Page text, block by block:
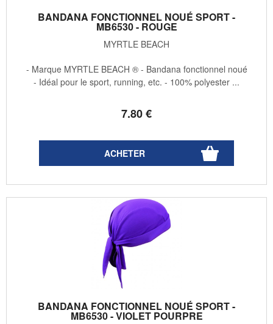
BANDANA FONCTIONNEL NOUÉ SPORT -
MB6530 - ROUGE
MYRTLE BEACH
7.80€
- Marque MYRTLE BEACH ® - Bandana fonctionnel noué
- Idéal pour le sport, running, etc. - 100% polyester ...
BANDANA FONCTIONNEL NOUÉ SPORT -
MB6530 - VIOLET POURPRE